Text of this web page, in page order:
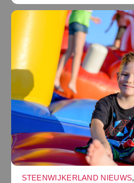
STEENWIJKERLAND NIEUWS,